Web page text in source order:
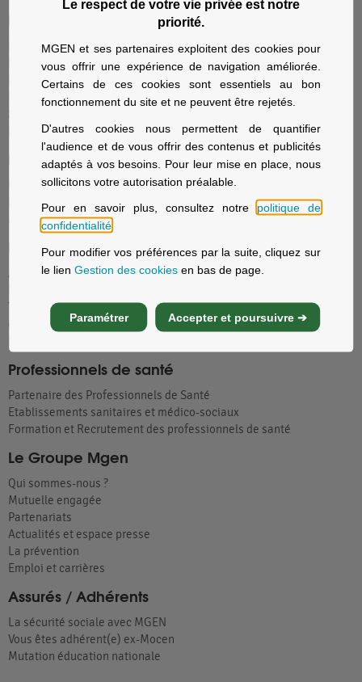
Le respect de votre vie privée est notre
priorité.
MGEN et ses partenaires exploitent des cookies pour
vous offrir une expérience de navigation améliorée.
Certains de ces cookies sont essentiels au bon
fonctionnement du site et ne peuvent être rejetés.
D'autres cookies nous permettent de quantifier
l'audience et de vous offrir des contenus et publicités
adaptés à vos besoins. Pour leur mise en place, nous
sollicitons votre autorisation préalable.
Pour en savoir plus, consultez notre politique de
confidentialité
Pour modifier vos préférences par la suite, cliquez sur
le lienGestion des cookies en bas de page.
Paramétrer Accepter et poursuivre ➔
Nos offres santé et prévoyance
Nos offres assurance voyage
Nos offres assurance immobilier
Nos offres assurance prévoyance
La sécurité sociale avec MGEN
Employeurs
Fonction publique d'État, Éducation nationale
Fonction publique hospitalière
MGEN Solutions, contrats collectifs
Patients
Acteur Global de Santé
Tous nos établissements d'hospitalisation, de soins et
d'hébergement
Professionnels de santé
Partenaire des Professionnels de Santé
Etablissements sanitaires et médico-sociaux
Formation et Recrutement des professionnels de santé
Le Groupe Mgen
Qui sommes-nous ?
Mutuelle engagée
Partenariats
Actualités et espace presse
La prévention
Emploi et carrières
Assurés / Adhérents
La sécurité sociale avec MGEN
Vous êtes adhérent(e) ex-Mocen
Mutation éducation nationale